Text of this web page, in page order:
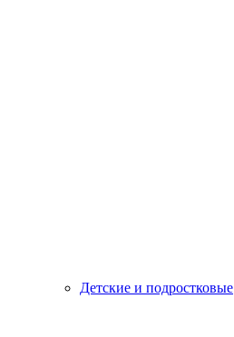
Детские и подростковые